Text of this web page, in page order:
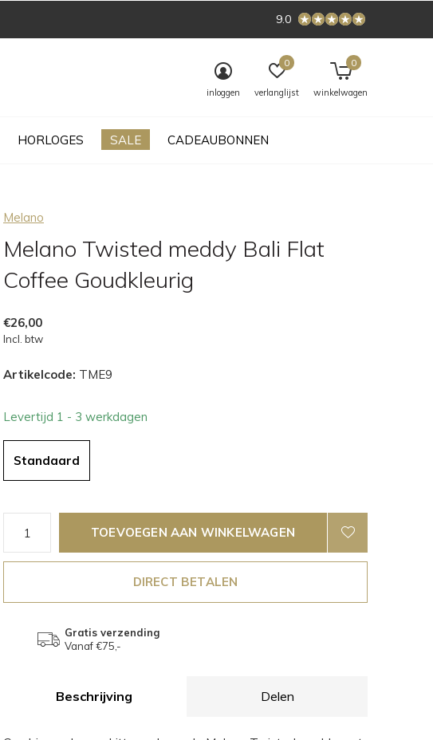
HORLOGES SALE CADEAUBONNEN
inloggen verlanglijst
0
winkelwagen
0
9.0
Melano
Melano Twisted meddy Bali Flat
Coffee Goudkleurig
€26,00
Incl. btw
Artikelcode: TME9
Levertijd 1 - 3 werkdagen
Standaard
TOEVOEGEN AAN WINKELWAGEN
DIRECT BETALEN
Gratis verzending
Vanaf €75,-
Beschrijving Delen